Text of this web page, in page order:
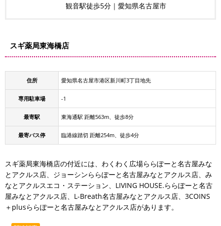
観音駅徒歩5分｜愛知県名古屋市
スギ薬局東海橋店
住所 愛知県名古屋市港区新川町3丁目地先
専用駐車場 -1
最寄駅 東海通駅 距離563m、徒歩8分
最寄バス停 臨港線踏切 距離254m、徒歩4分
スギ薬局東海橋店の付近には、わくわく広場ららぽーと名古屋みな
とアクルス店、ジョーシンららぽーと名古屋みなとアクルス店、み
なとアクルスエコ・ステーション、LIVING HOUSE.ららぽーと名古
屋みなとアクルス店、L-Breath名古屋みなとアクルス店、3COINS
＋plusららぽーと名古屋みなとアクルス店があります。